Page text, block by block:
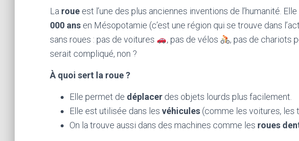
La roue est l’une des plus anciennes inventions de l’humanité.
000 ans en Mésopotamie (c’est une région qui se trouve dans
sans roues : pas de voitures
, pas de vélos
, pas de chariots
serait compliqué, non ?
À quoi sert la roue ?
Elle permet de déplacer des objets lourds plus facilement.
Elle est utilisée dans les véhicules (comme les voitures, les
On la trouve aussi dans des machines comme les roues